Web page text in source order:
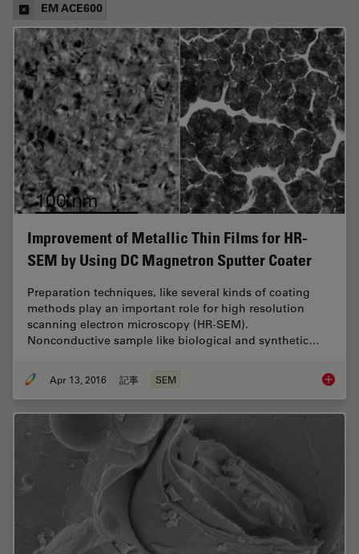
EM ACE600
Improvement of Metallic Thin Films for HR-
SEM by Using DC Magnetron Sputter Coater
Preparation techniques, like several kinds of coating
methods play an important role for high resolution
scanning electron microscopy (HR-SEM).
Nonconductive sample like biological and synthetic…
Apr 13, 2016 記事 SEM